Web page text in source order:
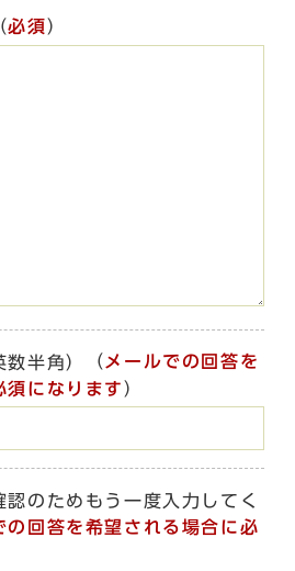
必須）
半角） （ メールでの回答を
須になります ）
認のためもう一度入力してく
の回答を希望される場合に必